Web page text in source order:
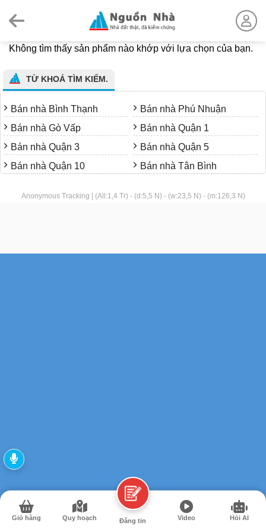
Không tìm thấy sản phẩm nào khớp với lựa chọn của bạn.
TỪ KHOÁ TÌM KIẾM.
Bán nhà Bình Thạnh
Bán nhà Phú Nhuận
Bán nhà Gò Vấp
Bán nhà Quận 1
Bán nhà Quận 3
Bán nhà Quận 5
Bán nhà Quận 10
Bán nhà Tân Bình
Anonymous Tracking | (All:1,4 Tr) - (d:5,5 N) - (w:23,5 N) - (m:126,3 N)
Giỏ hàng Quy hoạch Đăng tin Video Hỏi AI